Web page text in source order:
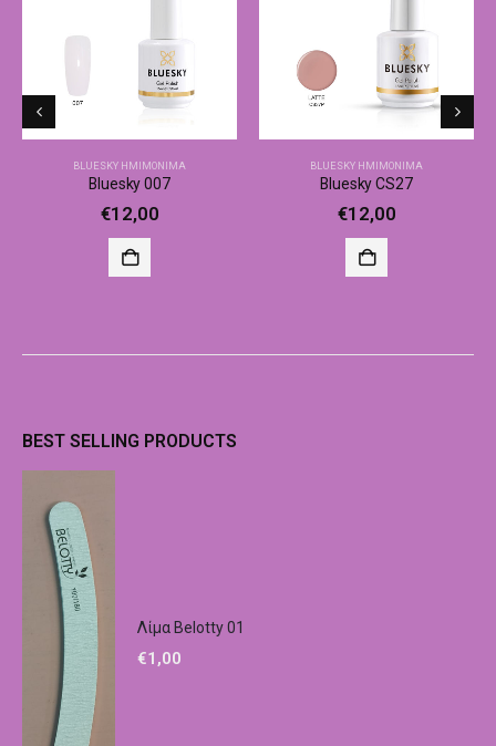
BLUESKY ΗΜΙΜΌΝΙΜΑ
Bluesky 007
€12,00
BLUESKY ΗΜΙΜΌΝΙΜΑ
Bluesky CS27
€12,00
BEST SELLING PRODUCTS
Λίμα Belotty 01
€1,00